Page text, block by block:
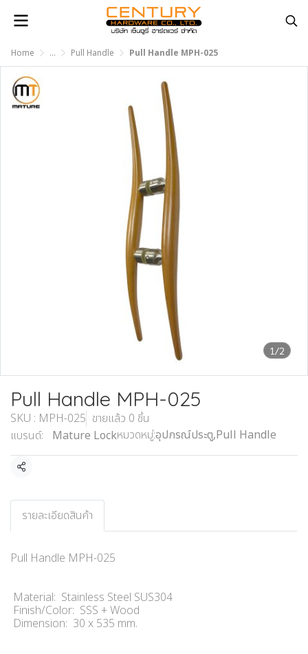
Home ... Pull Handle Pull Handle MPH-025
1/2
Pull Handle MPH-025
SKU : MPH-025 ขายแล้ว 0 ชิ้น
แบรนด์:
Mature Lockหมวดหมู่:อุปกรณ์ประตู,Pull Handle
แชร์
รายละเอียดสินค้า
Pull Handle MPH-025
Material: Stainless Steel SUS304
Finish/Color: SSS + Wood
Dimension: 30 x 535 mm.